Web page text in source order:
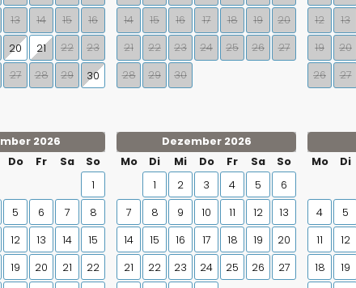
13 14 15
16
20 21 22
23
27 28 29
30
14
15 16 17 18 19
20
21
22 23 24 25 26
27
28
29 30
12
13
19
20
26
27
2026
Do Fr Sa
So
1
5 6 7
8
12 13 14
15
19 20 21
22
Dezember 2026
Mo
Di Mi Do Fr Sa
So
1
2 3 4 5
6
7
8 9 10 11 12
13
14
15 16 17 18 19
20
21
22 23 24 25 26
27
Mo
Di
4
5
11
12
18
19